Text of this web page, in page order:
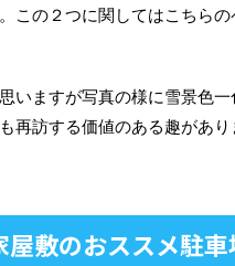
この２つに関してはこちら
いますが写真の様に雪景色
再訪する価値のある趣があり
敷のおススメ駐車